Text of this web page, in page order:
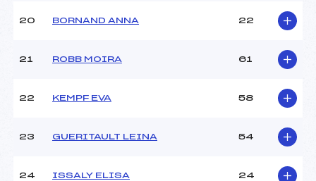
20 BORNAND ANNA 22
21 ROBB MOIRA 61
22 KEMPF EVA 58
23 GUERITAULT LEINA 54
24 ISSALY ELISA 24